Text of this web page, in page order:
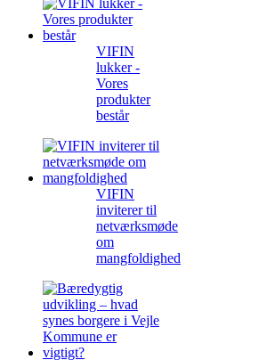
VIFIN
lukker -
Vores
produkter
består
VIFIN
inviterer til
netværksmøde
om
mangfoldighed